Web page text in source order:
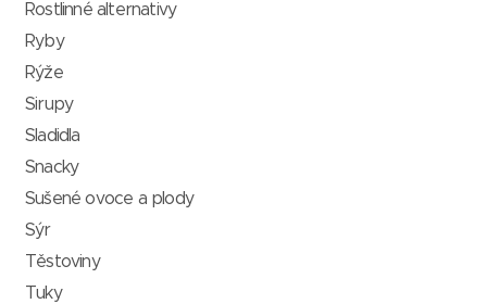
Rostlinné alternativy
Ryby
Rýže
Sirupy
Sladidla
Snacky
Sušené ovoce a plody
Sýr
Těstoviny
Tuky